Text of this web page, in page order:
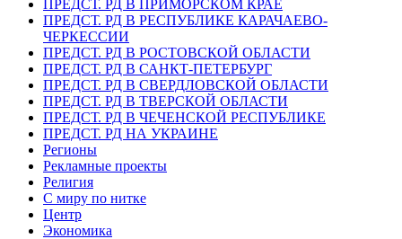
ПРЕДСТ. РД В ПРИМОРСКОМ КРАЕ
ПРЕДСТ. РД В РЕСПУБЛИКЕ КАРАЧАЕВО-
ЧЕРКЕССИИ
ПРЕДСТ. РД В РОСТОВСКОЙ ОБЛАСТИ
ПРЕДСТ. РД В САНКТ-ПЕТЕРБУРГ
ПРЕДСТ. РД В СВЕРДЛОВСКОЙ ОБЛАСТИ
ПРЕДСТ. РД В ТВЕРСКОЙ ОБЛАСТИ
ПРЕДСТ. РД В ЧЕЧЕНСКОЙ РЕСПУБЛИКЕ
ПРЕДСТ. РД НА УКРАИНЕ
Регионы
Рекламные проекты
Религия
С миру по нитке
Центр
Экономика